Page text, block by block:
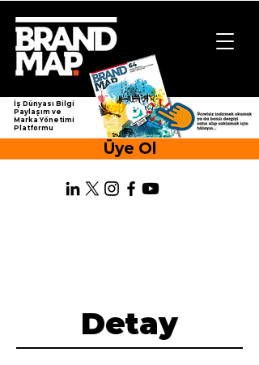
İş Dünyası Bilgi
Paylaşım ve
Marka Yönetimi
Platformu
Üye Ol
Detay